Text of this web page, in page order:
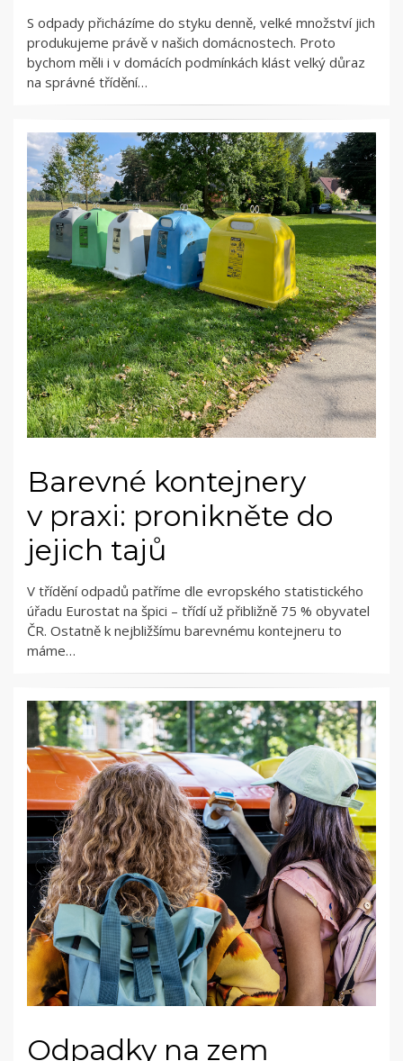
S odpady přicházíme do styku denně, velké množství jich
produkujeme právě v našich domácnostech. Proto
bychom měli i v domácích podmínkách klást velký důraz
na správné třídění…
Barevné kontejnery
v praxi: pronikněte do
jejich tajů
V třídění odpadů patříme dle evropského statistického
úřadu Eurostat na špici – třídí už přibližně 75 % obyvatel
ČR. Ostatně k nejbližšímu barevnému kontejneru to
máme…
Odpadky na zem